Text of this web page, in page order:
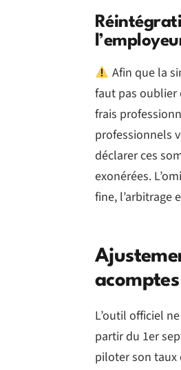
Afin que la
faut pas oublier
frais
professionnels
déclarer ces
exonérées.
fine, l’arbitrage
acomptes
L’outil officiel
partir du 1er
piloter son taux